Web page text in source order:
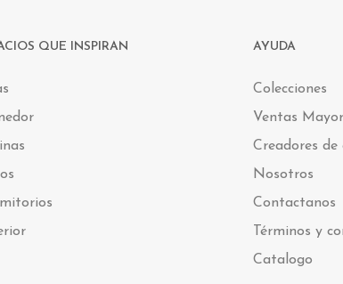
QUE INSPIRAN AYUDA
Colecciones
Ventas
Creadores de
Nosotros
Contactanos
Términos y
Catalogo